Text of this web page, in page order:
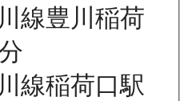
線豊川稲荷
線稲荷口駅